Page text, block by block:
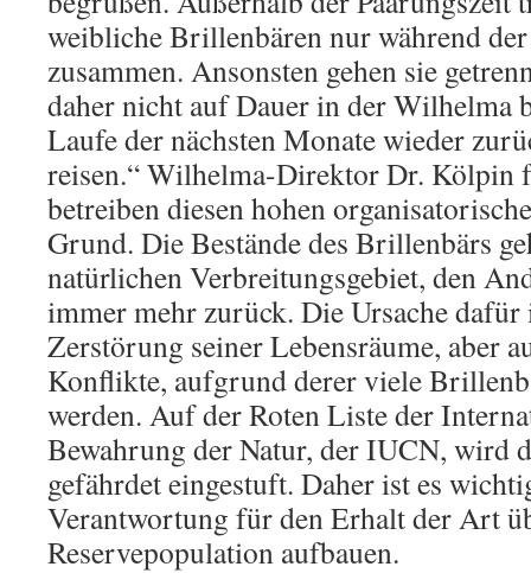
weibliche Brillenbären nur während
zusammen. Ansonsten gehen sie
daher nicht auf Dauer in der Wilhelma
Laufe der nächsten Monate wieder
reisen.“ Wilhelma-Direktor Dr. Kölpin
betreiben diesen hohen
Grund. Die Bestände des Brillenbärs
natürlichen Verbreitungsgebiet, den
immer mehr zurück. Die Ursache
Zerstörung seiner Lebensräume, aber
Konflikte, aufgrund derer viele
werden. Auf der Roten Liste der
Bewahrung der Natur, der IUCN, wird
gefährdet eingestuft. Daher ist es
Verantwortung für den Erhalt der Art
Reservepopulation aufbauen.